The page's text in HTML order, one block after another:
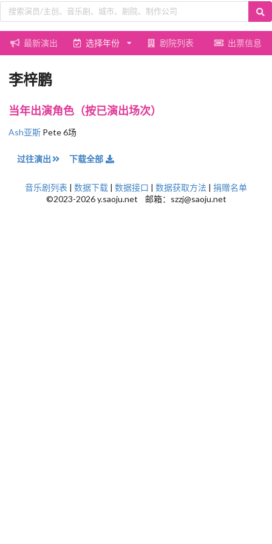
最新演出 选择年份 剧院列表 出票信息
李梓鹏
当年出演角色（按已演出场次）
Ash亚斯 Pete 6场
过往演出 下载全部
音乐剧列表 | 数据下载 | 数据接口 | 数据获取方法 | 捐赠名单
©2023-2026 y.saoju.net 邮箱：szzj@saoju.net